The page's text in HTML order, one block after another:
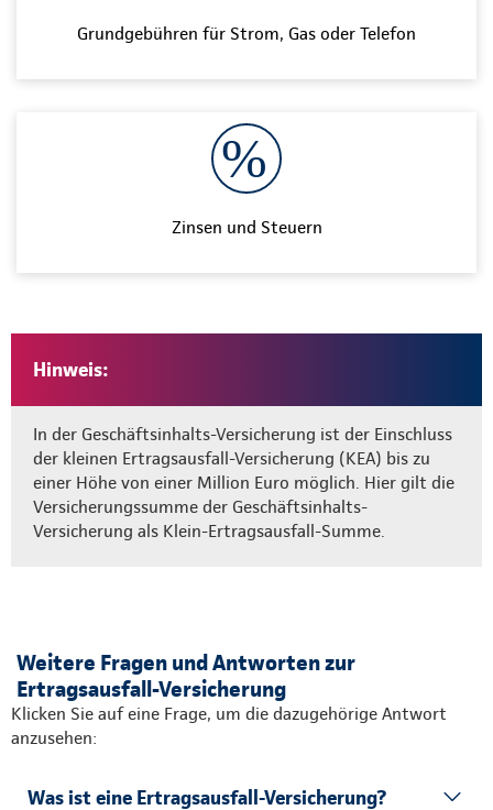
Grundgebühren für Strom, Gas oder Telefon
Zinsen und Steuern
Hinweis:
In der Geschäftsinhalts-Versicherung ist der Einschluss
der kleinen Ertragsausfall-Versicherung (KEA) bis zu
einer Höhe von einer Million Euro möglich. Hier gilt die
Versicherungssumme der Geschäftsinhalts-
Versicherung als Klein-Ertragsausfall-Summe.
Weitere Fragen und Antworten zur
Ertragsausfall-Versicherung
Klicken Sie auf eine Frage, um die dazugehörige Antwort
anzusehen:
Was ist eine Ertragsausfall-Versicherung?